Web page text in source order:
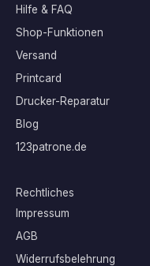
Hilfe & FAQ
Shop-Funktionen
Versand
Printcard
Drucker-Reparatur
Blog
123patrone.de
Rechtliches
Impressum
AGB
Widerrufsbelehrung